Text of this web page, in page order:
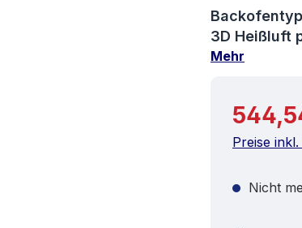
3D Heißluft
Mehr
Regulärer
Preise
Nicht